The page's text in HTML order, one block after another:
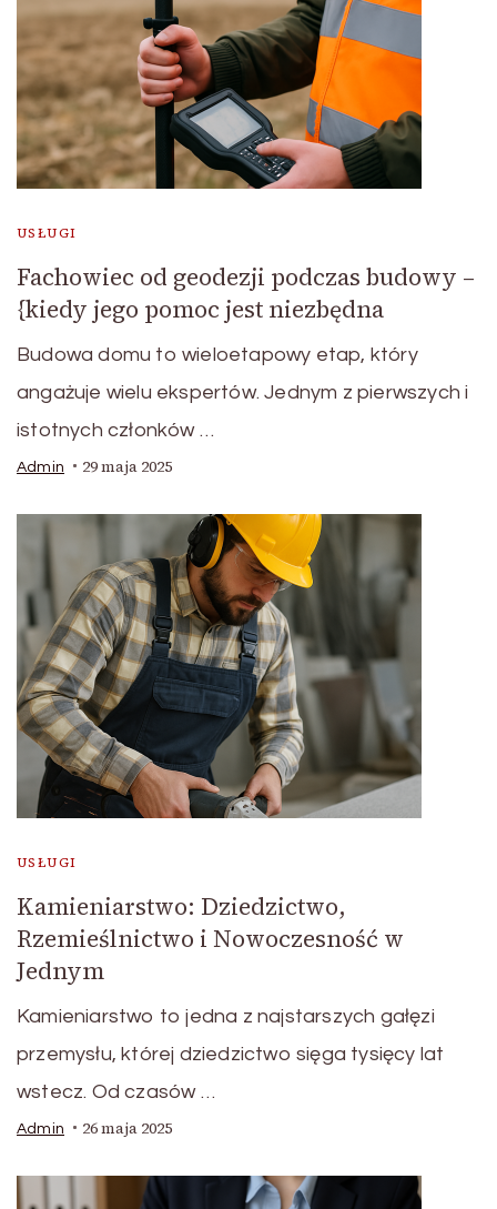
USŁUGI
Fachowiec od geodezji podczas budowy –
{kiedy jego pomoc jest niezbędna
Budowa domu to wieloetapowy etap, który
angażuje wielu ekspertów. Jednym z pierwszych i
istotnych członków …
Admin 29 maja 2025
USŁUGI
Kamieniarstwo: Dziedzictwo,
Rzemieślnictwo i Nowoczesność w
Jednym
Kamieniarstwo to jedna z najstarszych gałęzi
przemysłu, której dziedzictwo sięga tysięcy lat
wstecz. Od czasów …
Admin 26 maja 2025